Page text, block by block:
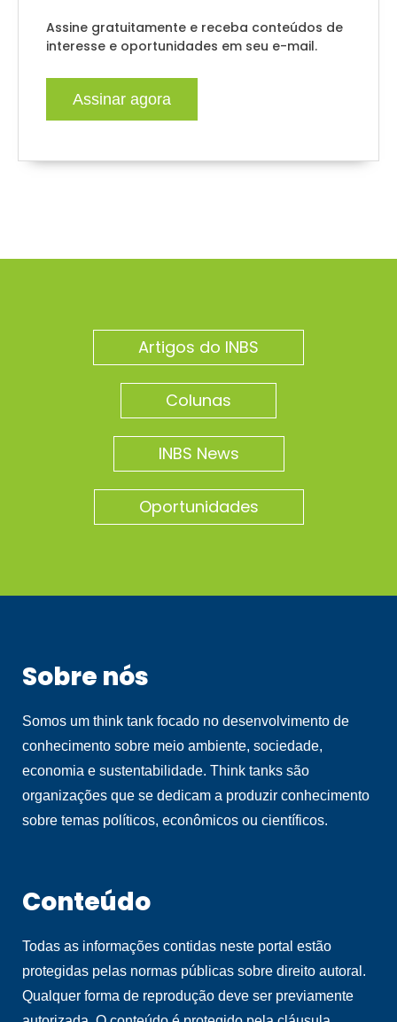
Assine gratuitamente e receba conteúdos de
interesse e oportunidades em seu e-mail.
Assinar agora
Artigos do INBS
Colunas
INBS News
Oportunidades
Sobre nós
Somos um think tank focado no desenvolvimento de
conhecimento sobre meio ambiente, sociedade,
economia e sustentabilidade. Think tanks são
organizações que se dedicam a produzir conhecimento
sobre temas políticos, econômicos ou científicos.
Conteúdo
Todas as informações contidas neste portal estão
protegidas pelas normas públicas sobre direito autoral.
Qualquer forma de reprodução deve ser previamente